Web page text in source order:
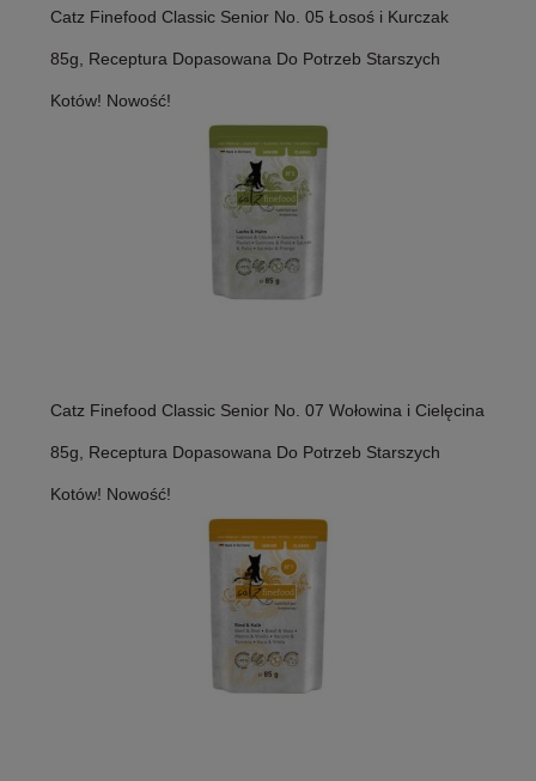
Catz Finefood Classic Senior No. 05 Łosoś i Kurczak
85g, Receptura Dopasowana Do Potrzeb Starszych
Kotów! Nowość!
Catz Finefood Classic Senior No. 07 Wołowina i Cielęcina
85g, Receptura Dopasowana Do Potrzeb Starszych
Kotów! Nowość!